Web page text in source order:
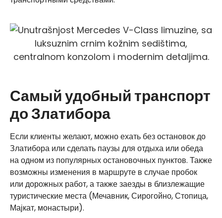
Самый удобный транспорт
до Златибора
Если клиенты желают, можно ехать без остановок до
Златибора или сделать паузы для отдыха или обеда
на одном из популярных остановочных пунктов. Также
возможны изменения в маршруте в случае пробок
или дорожных работ, а также заезды в близлежащие
туристические места (Мечавник, Сирогойно, Стопица,
Мајкат, монастыри).